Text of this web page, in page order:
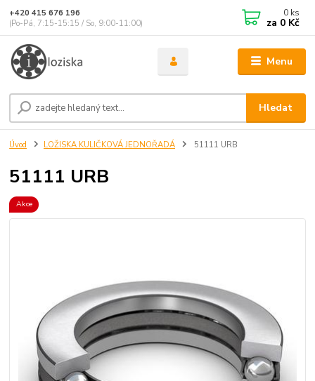
Menu
Hledat
+420 415 676 196
(Po-Pá, 7:15-15:15 / So, 9:00-11:00)
0 ks
za 0 Kč
Úvod LOŽISKA KULIČKOVÁ JEDNOŘADÁ 51111 URB
51111 URB
Akce